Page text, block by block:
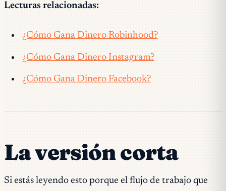
Lecturas relacionadas:
¿Cómo Gana Dinero Robinhood?
¿Cómo Gana Dinero Instagram?
¿Cómo Gana Dinero Facebook?
La versión corta
Si estás leyendo esto porque el flujo de trabajo que